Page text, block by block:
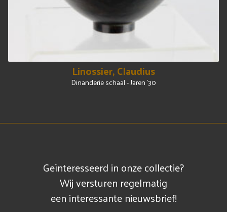
Linossier, Claudius
Dinanderie schaal - Jaren '30
Geïnteresseerd in onze collectie?
Wij versturen regelmatig
een interessante nieuwsbrief!